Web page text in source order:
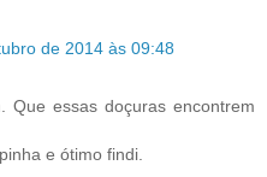
de 2014 às 09:48
Que essas doçuras encontrem
e ótimo findi.